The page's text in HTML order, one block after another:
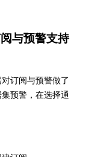
与预警支持
订阅与预警做了
预警，在选择通